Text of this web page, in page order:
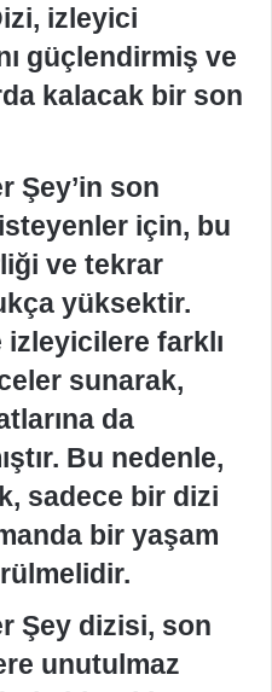
izleyici
güçlendirmiş ve
kalacak bir son
Şey’in son
için, bu
ve tekrar
yüksektir.
farklı
sunarak,
da
Bu nedenle,
sadece bir dizi
bir yaşam
Şey dizisi, son
unutulmaz